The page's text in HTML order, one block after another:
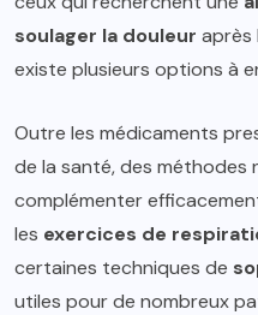
soulager la douleur après
existe plusieurs options à
Outre les médicaments
de la santé, des méthodes
complémenter
les exercices de
certaines techniques de
utiles pour de nombreux